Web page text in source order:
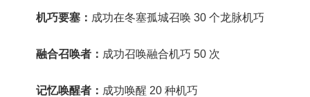
机巧要塞： 成功在冬塞孤城召唤 30 个龙脉机巧
融合召唤者： 成功召唤融合机巧 50 次
记忆唤醒者： 成功唤醒 20 种机巧